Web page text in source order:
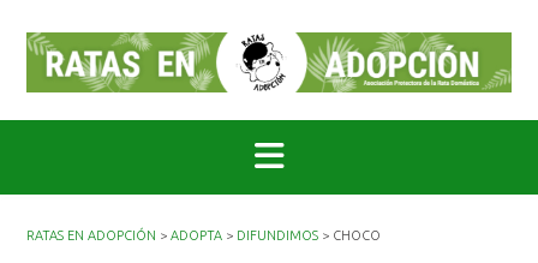
contenido
RATAS EN ADOPCIÓN > ADOPTA > DIFUNDIMOS > CHOCO